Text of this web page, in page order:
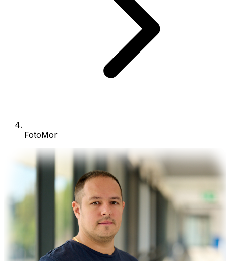
FotoMor